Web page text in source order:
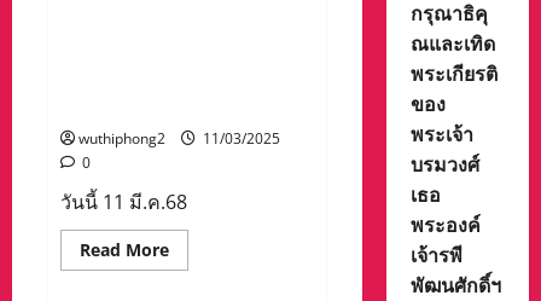
wuthiphong2
11/03/2025
0
วันนี้ 11 มี.ค.68
Read MoreRead
more
กรุณาธิคุ
ณและเทิด
พระเกียรติ
ของ
พระเจ้า
บรมวงศ์
เธอ
พระองค์
เจ้ารพี
พัฒนศักดิ์ฯ